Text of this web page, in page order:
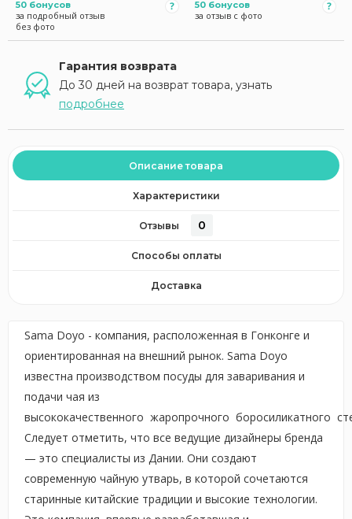
50 бонусов
за подробный отзыв
без фото
50 бонусов
за отзыв с фото
Гарантия возврата
До 30 дней на возврат товара, узнать
подробнее
Описание товара
Характеристики
Отзывы 0
Способы оплаты
Доставка
Sama Doyo - компания, расположенная в Гонконге и
ориентированная на внешний рынок. Sama Doyo
известна производством посуды для заваривания и
подачи чая из
высококачественного жаропрочного боросиликатного
Следует отметить, что все ведущие дизайнеры бренда
— это специалисты из Дании. Они создают
современную чайную утварь, в которой сочетаются
старинные китайские традиции и высокие технологии.